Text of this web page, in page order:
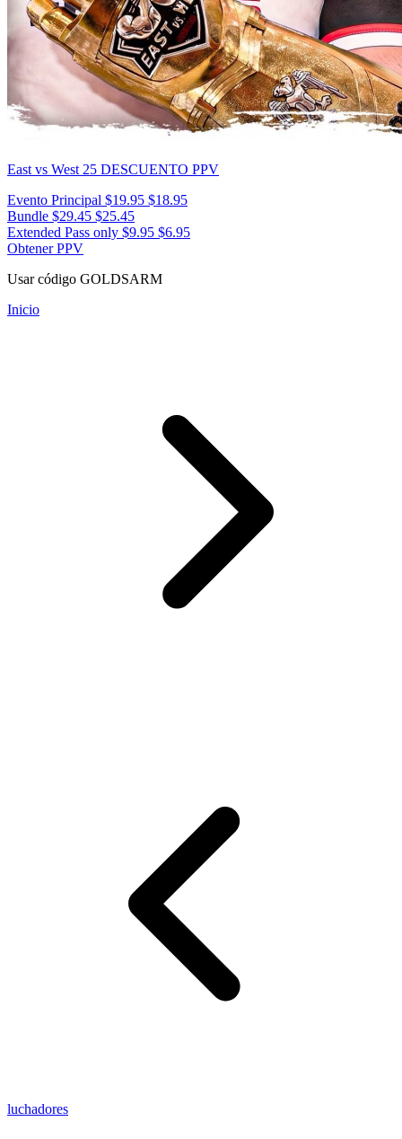
East vs West 25 DESCUENTO PPV
Evento Principal $19.95 $18.95
Bundle $29.45 $25.45
Extended Pass only $9.95 $6.95
Obtener PPV
Usar código GOLDSARM
Inicio
luchadores